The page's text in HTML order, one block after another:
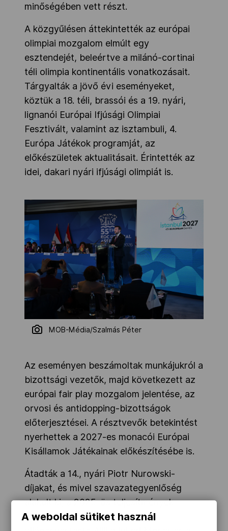
minőségében vett részt.
A közgyűlésen áttekintették az európai
olimpiai mozgalom elmúlt egy
esztendejét, beleértve a milánó-cortinai
téli olimpia kontinentális vonatkozásait.
Tárgyalták a jövő évi eseményeket,
köztük a 18. téli, brassói és a 19. nyári,
lignanói Európai Ifjúsági Olimpiai
Fesztivált, valamint az isztambuli, 4.
Európa Játékok programját, az
előkészületek aktualitásait. Érintették az
idei, dakari nyári ifjúsági olimpiát is.
MOB-Média/Szalmás Péter
Az eseményen beszámoltak munkájukról a
bizottsági vezetők, majd következett az
európai fair play mozgalom jelentése, az
orvosi és antidopping-bizottságok
előterjesztései. A résztvevők betekintést
nyerhettek a 2027-es monacói Európai
Kisállamok Játékainak előkészítésébe is.
Átadták a 14., nyári Piotr Nurowski-
díjakat, és mivel szavazategyenlőség
alakult ki, a 2025-ös teljesítmények
alapján az észt U18-as rúdugró-
A weboldal sütiket használ